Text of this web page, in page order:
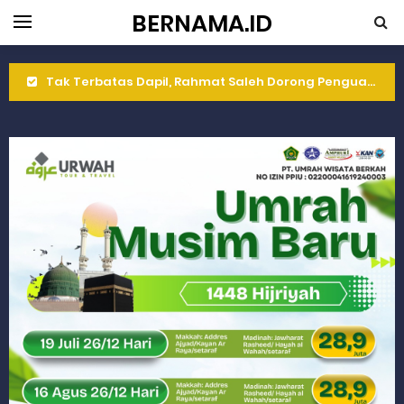
BERNAMA.ID
Tak Terbatas Dapil, Rahmat Saleh Dorong Penguatan Pertanian di Kabupaten Agam
Rahmat Saleh Resmikan Hunian Tetap KARTA untuk Korban Banjir Bandang di Sumbar
Gelar Musdalub, Ini Tujuan Partai Demokrat Sumbar
Wakili Gubernur Sumbar, Kabiro Kesra Hadiri dan Berikan Arahan pada MTQ Nasional ke-50 Tingkat Kec. Sungai Limau
RELIS KEJAKSAAN TINGGI SUMATERA BARAT
RELIS KEJAKSAAN TINGGI SUMATERA BARAT
RELIS KEJAKSAAN TINGGI SUMATERA BARAT
Peringati Hari Koperasi ke-79, Wagub Sumbar Dorong Koperasi Jadi Motor Penggerak Ekonomi Rakyat